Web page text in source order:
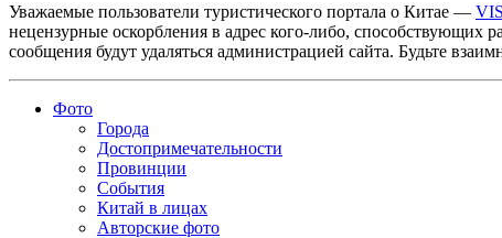
Уважаемые пользователи туристического портала о Китае —
нецензурные оскорбления в адрес кого-либо,
сообщения будут удаляться администрацией сайта. Будьте
Фото
Города
Достопримечательности
Провинции
События
Китай в лицах
Авторские фото